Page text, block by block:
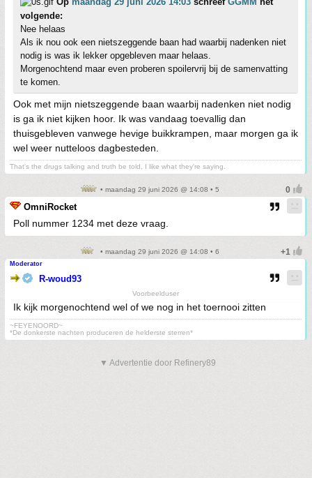
volgende:
Nee helaas
Als ik nou ook een nietszeggende baan had waarbij nadenken niet
nodig is was ik lekker opgebleven maar helaas.
Morgenochtend maar even proberen spoilervrij bij de samenvatting
te komen.
Ook met mijn nietszeggende baan waarbij nadenken niet nodig
is ga ik niet kijken hoor. Ik was vandaag toevallig dan
thuisgebleven vanwege hevige buikkrampen, maar morgen ga ik
wel weer nutteloos dagbesteden.
That's the drugs talking and truth be told, I like what they're saying.
• maandag 29 juni 2026 @ 14:08 • 5
OmniRocket
Poll nummer 1234 met deze vraag.
• maandag 29 juni 2026 @ 14:08 • 6
Moderator
R-woud93
Voorbeelduser
Ik kijk morgenochtend wel of we nog in het toernooi zitten
~FEYENOORD~
*De donkerste nachten produceren de helderste sterren*
▼ Advertentie door Refinery89